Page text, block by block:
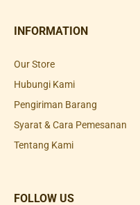
INFORMATION
Our Store
Hubungi Kami
Pengiriman Barang
Syarat & Cara Pemesanan
Tentang Kami
FOLLOW US